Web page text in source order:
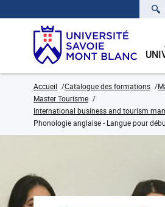
Accueil Catalogue des formations
Master Tourisme
International business and tourism
Phonologie anglaise - Langue pour